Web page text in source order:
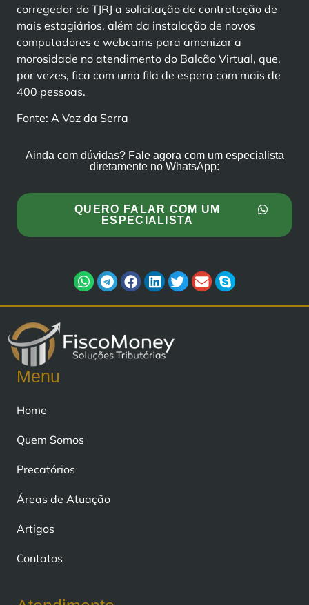
corregedor do TJRJ a solicitação de contratação de
mais estagiários, além da instalação de novos
computadores e webcams para amenizar a
morosidade no atendimento do Balcão Virtual, que,
por vezes, fica com uma fila de espera com mais de
400 pessoas.
Fonte: A Voz da Serra
Ainda com dúvidas? Fale agora com um especialista
diretamente no WhatsApp:
QUERO FALAR COM UM
ESPECIALISTA
Menu
Home
Quem Somos
Precatórios
Áreas de Atuação
Artigos
Contatos